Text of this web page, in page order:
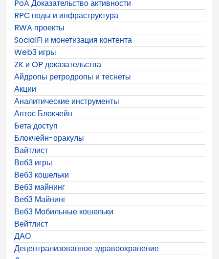
PoA Доказательство активности
RPC ноды и инфраструктура
RWA проекты
SocialFi и монетизация контента
Web3 игры
ZK и OP доказательства
Айдропы ретродропы и теснеты
Акции
Аналитические инструменты
Аптос Блокчейн
Бета доступ
Блокчейн-оракулы
Вайтлист
Веб3 игры
Веб3 кошельки
Веб3 майнинг
Веб3 Майнинг
Веб3 Мобильные кошельки
Вейтлист
ДАО
Децентрализованное здравоохранение